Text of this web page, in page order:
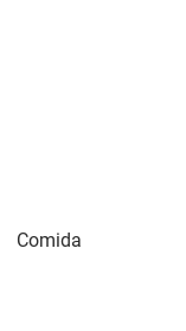
Comida